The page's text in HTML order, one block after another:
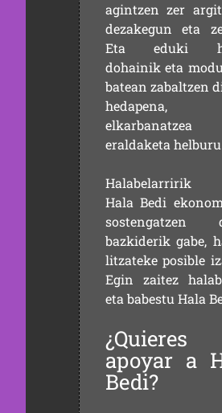
agintzen zer
dezakegun eta
Eta eduki
dohainik eta
batean zabaltzen
hedapena,
eraldaketa
Halabelarririk
Hala Bedi
sostengatzen
bazkiderik gabe,
litzateke posible
Egin zaitez
eta babestu Hala
¿Quieres
apoyar a
Bedi?